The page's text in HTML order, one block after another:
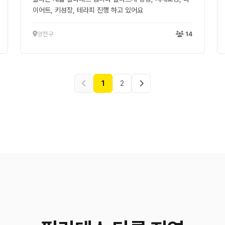
이어트, 키성장, 테라피 진행 하고 있어요
양천구 14
1 2